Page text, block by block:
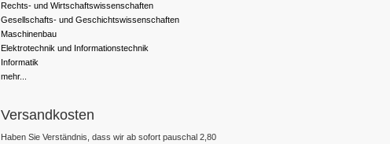
Rechts- und Wirtschaftswissenschaften
Gesellschafts- und Geschichtswissenschaften
Maschinenbau
Elektrotechnik und Informationstechnik
Informatik
mehr...
Versandkosten
Haben Sie Verständnis, dass wir ab sofort pauschal 2,80